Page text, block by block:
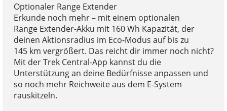
Optionaler Range Extender
Erkunde noch mehr – mit einem optionalen
Range Extender-Akku mit 160 Wh Kapazität, der
deinen Aktionsradius im Eco-Modus auf bis zu
145 km vergrößert. Das reicht dir immer noch nicht?
Mit der Trek Central-App kannst du die
Unterstützung an deine Bedürfnisse anpassen und
so noch mehr Reichweite aus dem E-System
rauskitzeln.